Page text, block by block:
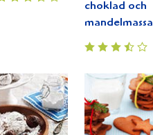
choklad och
mandelmassa